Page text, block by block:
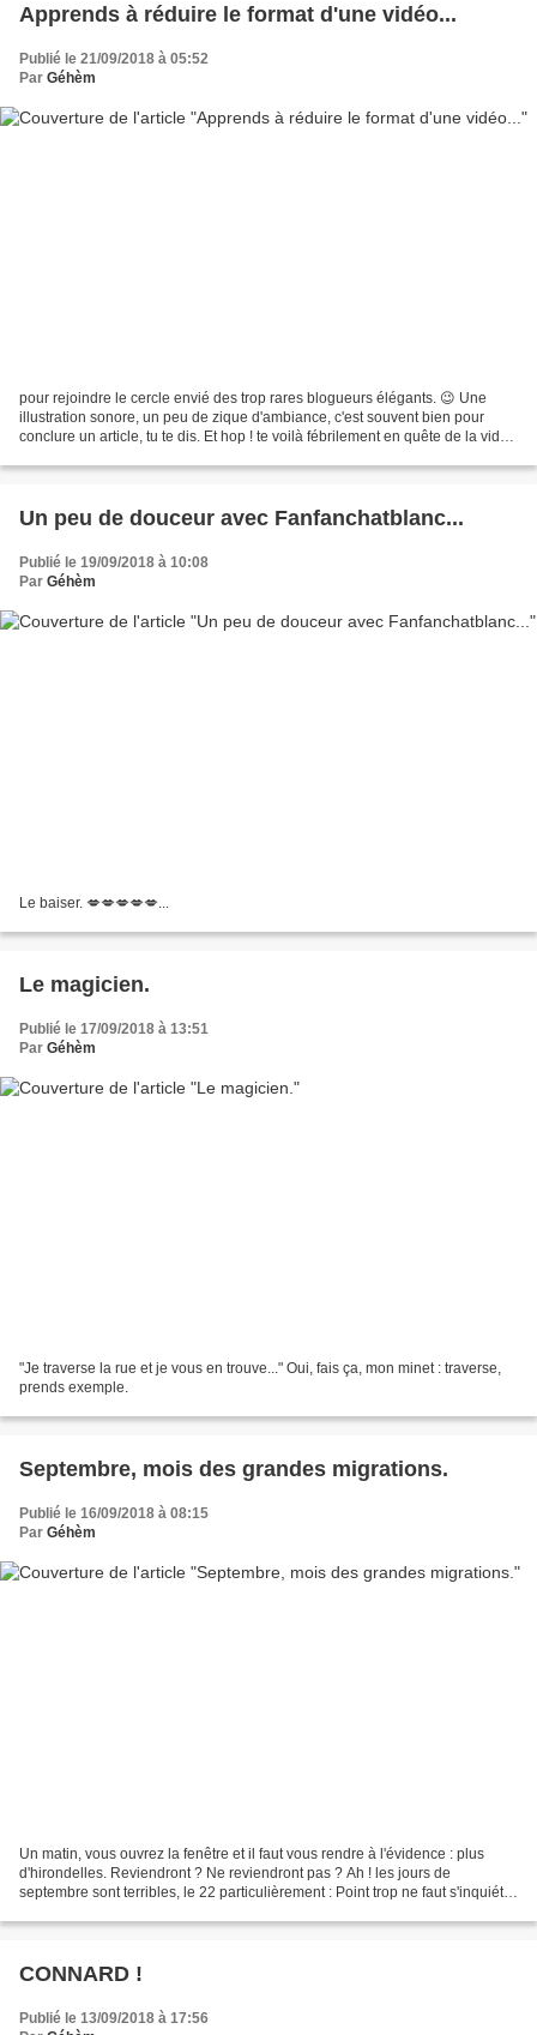
Apprends à réduire le format d'une vidéo...
Publié le 21/09/2018 à 05:52
Par Géhèm
pour rejoindre le cercle envié des trop rares blogueurs élégants. 😉 Une
illustration sonore, un peu de zique d'ambiance, c'est souvent bien pour
conclure un article, tu te dis. Et hop ! te voilà fébrilement en quête de la vidéo
Un peu de douceur avec Fanfanchatblanc...
Publié le 19/09/2018 à 10:08
Par Géhèm
Le baiser. 💋💋💋💋💋...
Le magicien.
Publié le 17/09/2018 à 13:51
Par Géhèm
"Je traverse la rue et je vous en trouve..." Oui, fais ça, mon minet : traverse,
prends exemple.
Septembre, mois des grandes migrations.
Publié le 16/09/2018 à 08:15
Par Géhèm
Un matin, vous ouvrez la fenêtre et il faut vous rendre à l'évidence : plus
d'hirondelles. Reviendront ? Ne reviendront pas ? Ah ! les jours de
septembre sont terribles, le 22 particulièrement : Point trop ne faut s'inquiéter
CONNARD !
Publié le 13/09/2018 à 17:56